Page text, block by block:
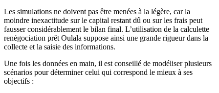
Les simulations ne doivent pas être menées à la légère, car la
moindre inexactitude sur le capital restant dû ou sur les frais peut
fausser considérablement le bilan final. L’utilisation de la calculette
renégociation prêt Oulala suppose ainsi une grande rigueur dans la
collecte et la saisie des informations.
Une fois les données en main, il est conseillé de modéliser plusieurs
scénarios pour déterminer celui qui correspond le mieux à ses
objectifs :